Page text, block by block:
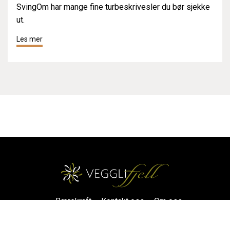
SvingOm har mange fine turbeskrivesler du bør sjekke
ut.
Les mer
Bærekraft Kontakt oss Om oss